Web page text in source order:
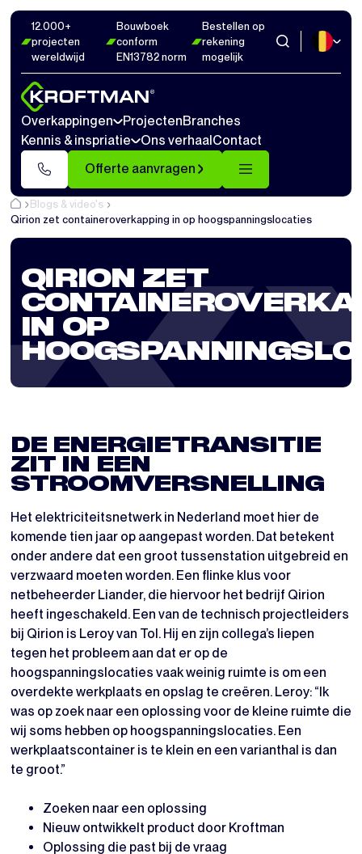
12.000+
projecten
wereldwijd
Bouwboek
conform
EN13782 norm
Bestellen op
rekening
mogelijk
Overkappingen ProjectenBranches
Kennis & inspriatie
Ons verhaalContact
Offerte aanvragen
Blogs & video's
Qirion zet containeroverkapping in op hoogspanningslocaties
QIRION ZET
IN OP
DE ENERGIETRANSITIE
ZIT IN EEN
STROOMVERSNELLING
Het elektriciteitsnetwerk in Nederland moet hier de
komende tien jaar op aangepast worden. Dat betekent
onder andere dat een groot tussenstation uitgebreid en
verzwaard moeten worden. Een flinke klus voor
netbeheerder Liander, die hiervoor het bedrijf Qirion
heeft ingeschakeld. Een van de technisch projectleiders
bij Qirion is Leroy van Tol. Hij en zijn collega’s liepen
tegen het probleem aan dat er op de
hoogspanningslocaties vaak weinig ruimte is om een
overdekte werkplaats en opslag te creëren. Leroy: “Ik
was op zoek naar een oplossing voor de kleine ruimte die
wij soms hebben op hoogspanningslocaties. Een
werkplaatscontainer is te klein en een varianthal is dan
te groot.”
Zoeken naar een oplossing
Nieuw ontwikkelt product door Kroftman
Oplossing die past bij de vraag